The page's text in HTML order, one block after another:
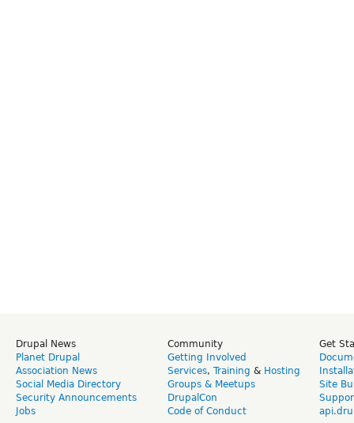
Drupal News
Planet Drupal
Association News
Social Media Directory
Security Announcements
Jobs
Community
Getting Involved
Services, Training & Hosting
Groups & Meetups
DrupalCon
Code of Conduct
Get
Site